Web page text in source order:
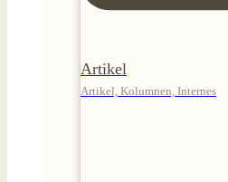
Artikel
Artikel, Kolumnen, Internes